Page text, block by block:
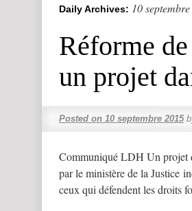
Daily Archives: 10
Réforme
un projet
Posted on 10 septembre 2015
Communiqué LDH Un projet
par le ministère de la Justice
ceux qui défendent les droits